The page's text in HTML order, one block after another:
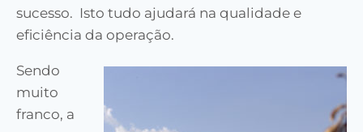
sucesso. Isto tudo ajudará na qualidade e
eficiência da operação.
Sendo
muito
franco, a